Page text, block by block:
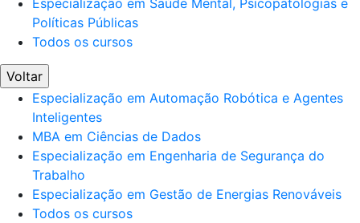
Especialização em Saúde Mental, Psicopatologias e
Políticas Públicas
Todos os cursos
Voltar
Especialização em Automação Robótica e Agentes
Inteligentes
MBA em Ciências de Dados
Especialização em Engenharia de Segurança do
Trabalho
Especialização em Gestão de Energias Renováveis
Todos os cursos